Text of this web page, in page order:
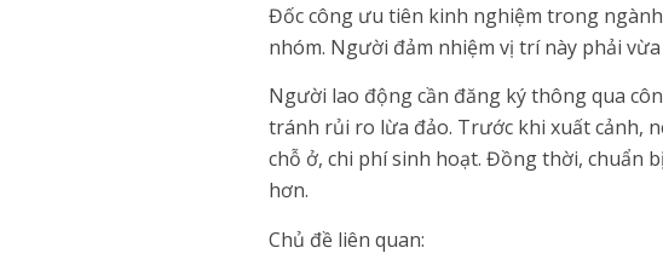
Đốc công ưu tiên kinh nghiệm trong
nhóm. Người đảm nhiệm vị trí này phải
Người lao động cần đăng ký thông qua
tránh rủi ro lừa đảo. Trước khi xuất cảnh,
chỗ ở, chi phí sinh hoạt. Đồng thời, chuẩn
hơn.
Chủ đề liên quan: